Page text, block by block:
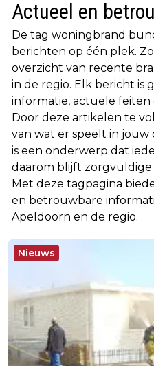
Actueel en
De tag woningbrand
berichten op één plek.
overzicht van recente
in de regio. Elk bericht is
informatie, actuele
Door deze artikelen te
van wat er speelt in jouw
is een onderwerp dat
daarom blijft
Met deze tagpagina
en betrouwbare
Apeldoorn en de regio.
Nieuws